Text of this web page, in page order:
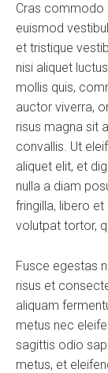
Cras commodo
euismod
et tristique
nisi aliquet
mollis quis,
auctor viverra,
risus magna sit
convallis. Ut
aliquet elit, et
nulla a diam
fringilla, libero
volutpat tortor,
Fusce egestas
risus et
aliquam
metus nec
sagittis odio
metus, et